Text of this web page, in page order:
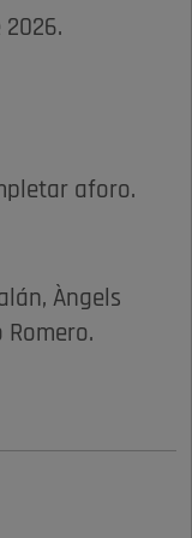
aforo.
Àngels
Romero.